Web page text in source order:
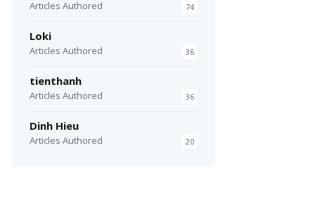
-O /etc/init.d/nginx
Articles Authored 74
Loki
Articles Authored 36
tienthanh
Articles Authored 36
Dinh Hieu
Articles Authored 20